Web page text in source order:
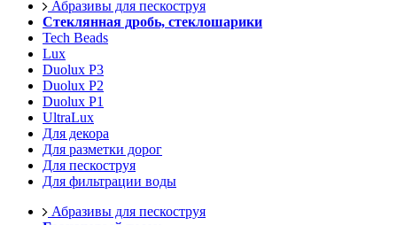
Абразивы для пескоструя
Стеклянная дробь, стеклошарики
Tech Beads
Lux
Duolux P3
Duolux P2
Duolux P1
UltraLux
Для декора
Для разметки дорог
Для пескоструя
Для фильтрации воды
Абразивы для пескоструя